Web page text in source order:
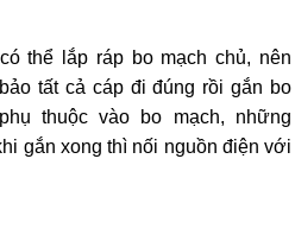
thể lắp ráp bo mạch chủ, nên
tất cả cáp đi đúng rồi gắn bo
thuộc vào bo mạch, những
gắn xong thì nối nguồn điện với